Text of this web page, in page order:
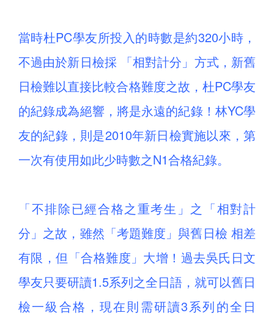
當時杜PC學友所投入的時數是約320小時，
不過由於新日檢採 「相對計分」方式，新舊
日檢難以直接比較合格難度之故，杜PC學友
的紀錄成為絕響，將是永遠的紀錄！林YC學
友的紀錄，則是2010年新日檢實施以來，第
一次有使用如此少時數之N1合格紀錄。
「不排除已經合格之重考生」之「相對計
分」之故，雖然「考題難度」與舊日檢 相差
有限，但「合格難度」大增！過去吳氏日文
學友只要研讀1.5系列之全日語，就可以舊日
檢一級合格，現在則需研讀3系列的全日